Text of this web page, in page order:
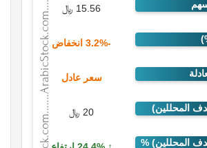
15.56 ﷼
-3.2% انخفاض
سعر عادل
20 ﷼